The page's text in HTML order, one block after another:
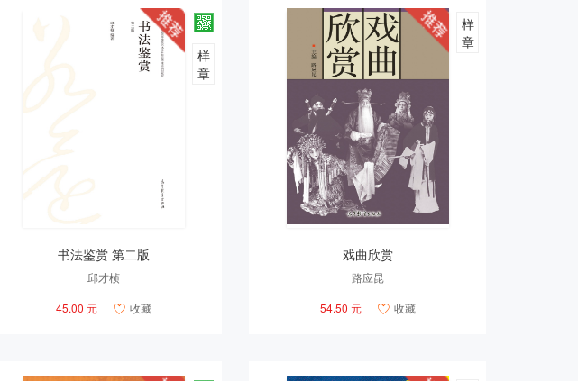
书法鉴赏 第二版
邱才桢
45.00 元
 收藏
样
章
戏曲欣赏
路应昆
54.50 元
 收藏
样
章